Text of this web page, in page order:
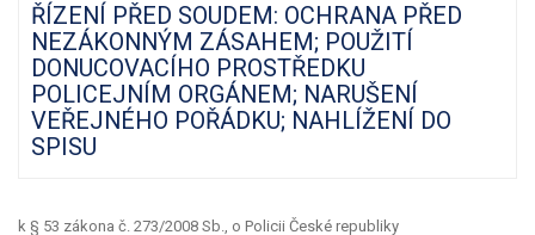
ŘÍZENÍ PŘED SOUDEM: OCHRANA PŘED
NEZÁKONNÝM ZÁSAHEM; POUŽITÍ
DONUCOVACÍHO PROSTŘEDKU
POLICEJNÍM ORGÁNEM; NARUŠENÍ
VEŘEJNÉHO POŘÁDKU; NAHLÍŽENÍ DO
SPISU
k § 53 zákona č. 273/2008 Sb., o Policii České republiky